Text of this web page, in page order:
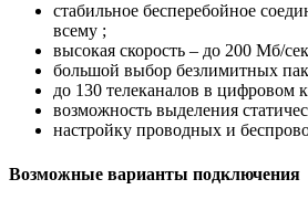
стабильное бесперебойное
всему ;
высокая скорость – до 200 Мб/
большой выбор безлимитных
до 130 телеканалов в цифровом
возможность выделения
настройку проводных и
Возможные варианты подключения